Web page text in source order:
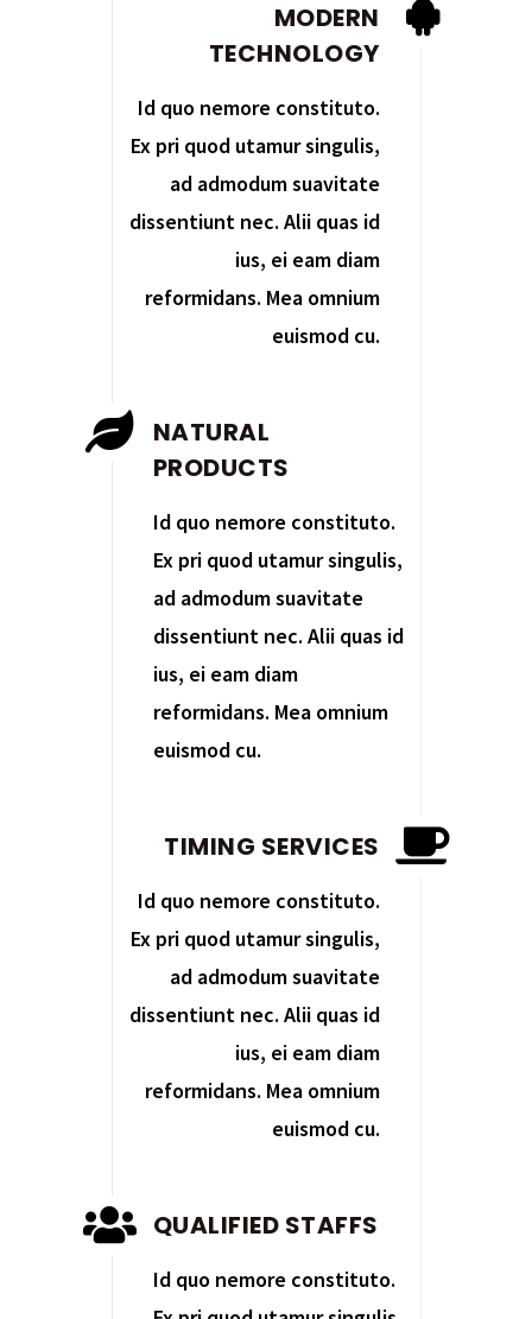
MODERN
TECHNOLOGY
Id quo nemore constituto.
Ex pri quod utamur singulis,
ad admodum suavitate
dissentiunt nec. Alii quas id
ius, ei eam diam
reformidans. Mea omnium
euismod cu.
NATURAL
PRODUCTS
Id quo nemore constituto.
Ex pri quod utamur singulis,
ad admodum suavitate
dissentiunt nec. Alii quas id
ius, ei eam diam
reformidans. Mea omnium
euismod cu.
TIMING SERVICES
Id quo nemore constituto.
Ex pri quod utamur singulis,
ad admodum suavitate
dissentiunt nec. Alii quas id
ius, ei eam diam
reformidans. Mea omnium
euismod cu.
QUALIFIED STAFFS
Id quo nemore constituto.